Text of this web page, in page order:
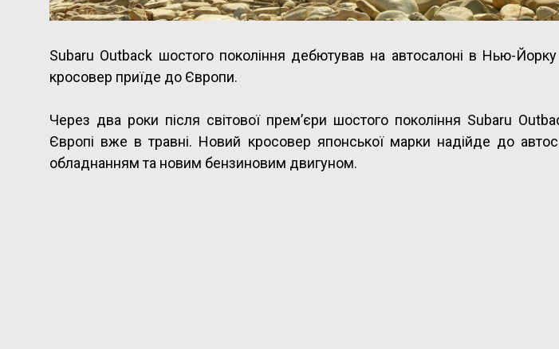
Subaru Outback шостого покоління дебютував на автосалоні в Нью-
кросовер приїде до Європи.
Через два роки після світової прем’єри шостого покоління Subaru
Європі вже в травні. Новий кросовер японської марки надійде до
обладнанням та новим бензиновим двигуном.